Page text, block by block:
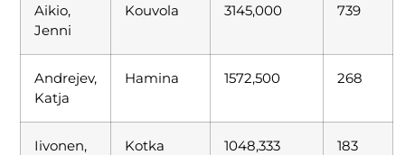
Aikio,
Jenni
Kouvola 3145,000 739
Andrejev,
Katja
Hamina 1572,500 268
Iivonen,
Kotka 1048,333 183